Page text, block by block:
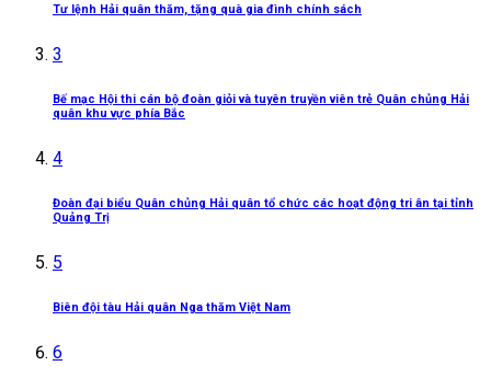
Tư lệnh Hải quân thăm, tặng quà gia đình chính sách
3
Bế mạc Hội thi cán bộ đoàn giỏi và tuyên truyền viên trẻ Quân chủng Hải
quân khu vực phía Bắc
4
Đoàn đại biểu Quân chủng Hải quân tổ chức các hoạt động tri ân tại tỉnh
Quảng Trị
5
Biên đội tàu Hải quân Nga thăm Việt Nam
6